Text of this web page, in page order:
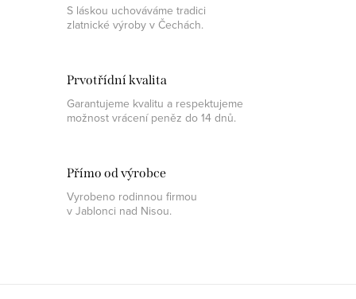
S láskou uchováváme tradici
zlatnické výroby v Čechách.
Prvotřídní kvalita
Garantujeme kvalitu a respektujeme
možnost vrácení peněz do 14 dnů.
Přímo od výrobce
Vyrobeno rodinnou firmou
v Jablonci nad Nisou.